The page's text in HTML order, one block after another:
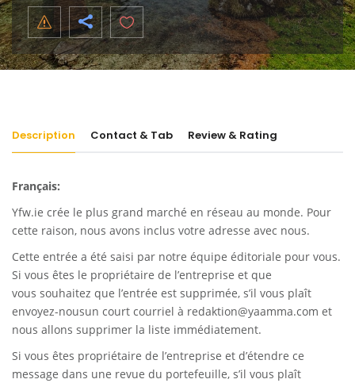
Description Contact & Tab Review & Rating
Français:
Yfw.ie crée le plus grand marché en réseau au monde. Pour
cette raison, nous avons inclus votre adresse avec nous.
Cette entrée a été saisi par notre équipe éditoriale pour vous.
Si vous êtes le propriétaire de l’entreprise et que
vous souhaitez que l’entrée est supprimée, s’il vous plaît
envoyez-nousun court courriel à redaktion@yaamma.com et
nous allons supprimer la liste immédiatement.
Si vous êtes propriétaire de l’entreprise et d’étendre ce
message dans une revue du portefeuille, s’il vous plaît